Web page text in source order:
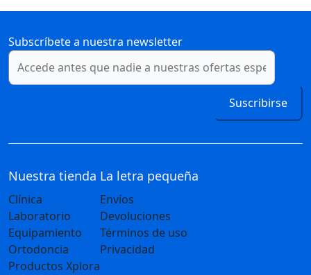
Subscríbete a nuestra newsletter
Suscribirse
Nuestra tienda
Clínica
Laboratorio
Equipamiento
Ortodoncia
Productos Xplora
La letra pequeña
Envíos
Devoluciones
Términos de uso
Privacidad